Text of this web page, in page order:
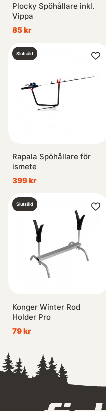
Plocky Spöhållare inkl.
Vippa
85 kr
Slutsåld
Rapala Spöhållare för
ismete
399 kr
Slutsåld
Konger Winter Rod
Holder Pro
79 kr